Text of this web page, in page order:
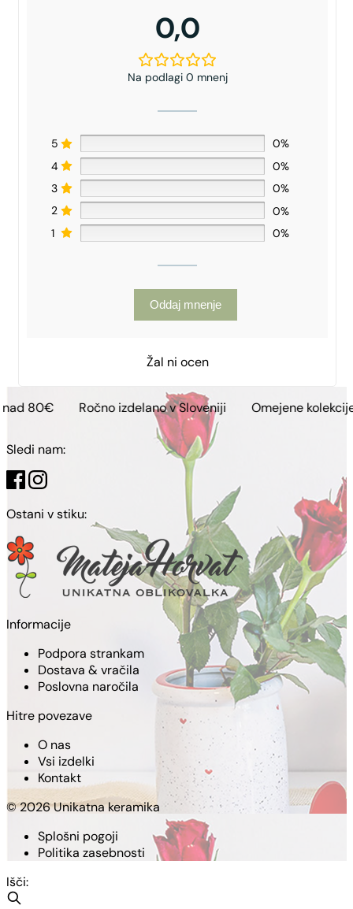
0,0
Na podlagi 0 mnenj
5
0%
4
0%
3
0%
2
0%
1
0%
Oddaj mnenje
Žal ni ocen
Ročno izdelano v Sloveniji Omejene kolekcije
Sledi nam:
Ostani v stiku:
Informacije
Podpora strankam
Dostava & vračila
Poslovna naročila
Hitre povezave
O nas
Vsi izdelki
Kontakt
© 2026 Unikatna keramika
Splošni pogoji
Politika zasebnosti
Išči: